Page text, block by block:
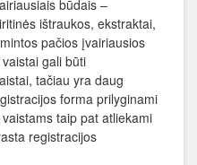
būdais –
ištraukos, ekstraktai,
pačios įvairiausios
gali būti
tačiau yra daug
forma prilyginami
taip pat atliekami
registracijos